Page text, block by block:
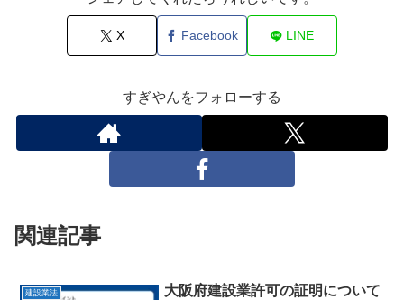
X Facebook LINE
すぎやんをフォローする
関連記事
建設業法 大阪府建設業許可の証明について